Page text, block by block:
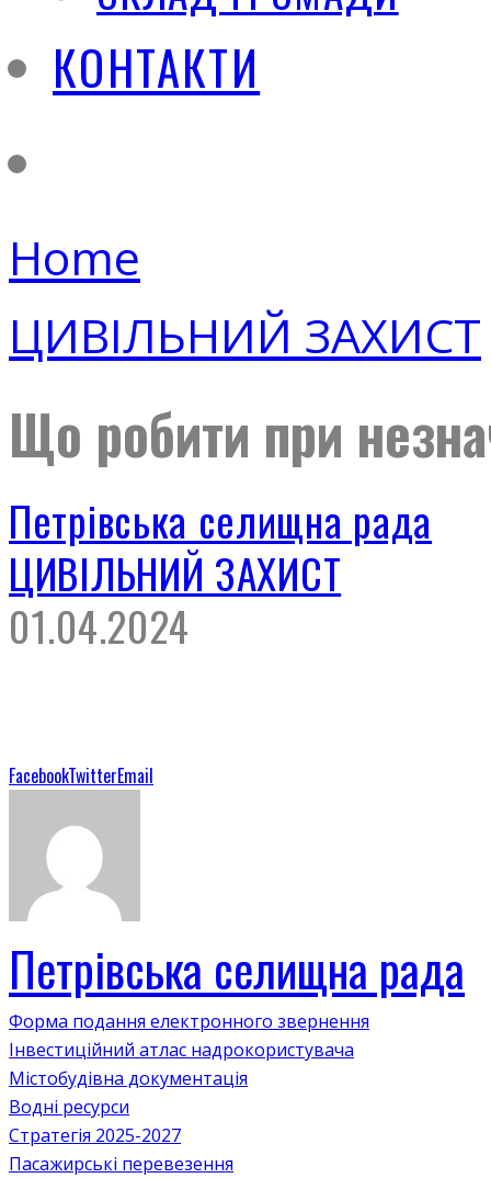
КОНТАКТИ
Home
ЦИВІЛЬНИЙ ЗАХИСТ
Що робити при
Петрівська селищна рада
ЦИВІЛЬНИЙ ЗАХИСТ
01.04.2024
FacebookTwitterEmail
Петрівська селищна рада
Форма подання електронного звернення
Інвестиційний атлас надрокористувача
Містобудівна документація
Водні ресурси
Стратегія 2025-2027
Пасажирські перевезення